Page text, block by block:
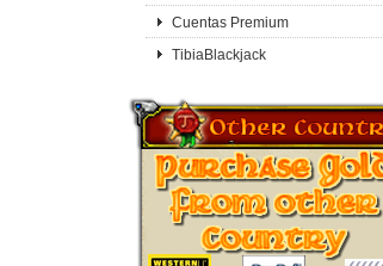
Cuentas Premium
TibiaBlackjack